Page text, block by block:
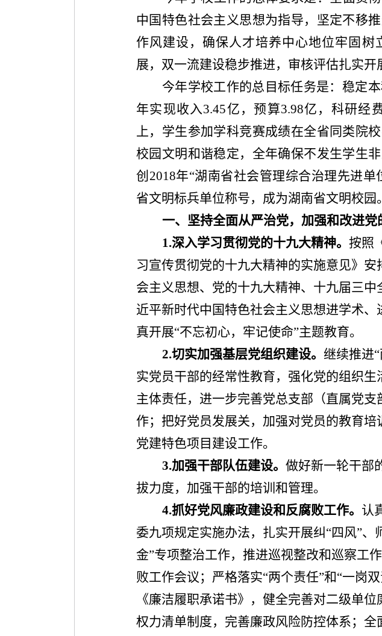
中国特色社会主义思想为指导，坚定不移
作风建设，确保人才培养中心地位牢固
展，双一流建设稳步推进，审核评估扎实开
今年学校工作的总目标任务是：稳定
年实现收入3.45亿，预算3.98亿，科研经
上，学生参加学科竞赛成绩在全省同类院
校园文明和谐稳定，全年确保不发生学生
创 2018年“湖南省社会管理综合治理先进单
省文明标兵单位称号，成为湖南省文明校园。
一、坚持全面从严治党，加强和改进党
1.深入学习贯彻党的十九大精神。 按照
习宣传贯彻党的十九大精神的实施意见》
会主义思想、党的十九大精神、十九届三中
近平新时代中国特色社会主义思想进学术
真开展“不忘初心，牢记使命”主题教育。
2.切实加强基层党组织建设。 继续推进“
实党员干部的经常性教育，强化党的组织
主体责任，进一步完善党总支部（直属党
作；把好党员发展关，加强对党员的教育
党建特色项目建设工作。
3.加强干部队伍建设。 做好新一轮干部
拔力度，加强干部的培训和管理。
4.抓好党风廉政建设和反腐败工作。 认
委九项规定实施办法，扎实开展纠“四风”
金”专项整治工作，推进巡视整改和巡察工
败工作会议；严格落实“两个责任”和“一岗
《廉洁履职承诺书》，健全完善对二级单
权力清单制度，完善廉政风险防控体系；全